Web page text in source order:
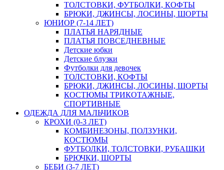
ТОЛСТОВКИ, ФУТБОЛКИ, КОФТЫ
БРЮКИ, ДЖИНСЫ, ЛОСИНЫ, ШОРТЫ
ЮНИОР (7-14 ЛЕТ)
ПЛАТЬЯ НАРЯДНЫЕ
ПЛАТЬЯ ПОВСЕДНЕВНЫЕ
Детские юбки
Детские блузки
Футболки для девочек
ТОЛСТОВКИ, КОФТЫ
БРЮКИ, ДЖИНСЫ, ЛОСИНЫ, ШОРТЫ
КОСТЮМЫ ТРИКОТАЖНЫЕ,
СПОРТИВНЫЕ
ОДЕЖДА ДЛЯ МАЛЬЧИКОВ
КРОХИ (0-3 ЛЕТ)
КОМБИНЕЗОНЫ, ПОЛЗУНКИ,
КОСТЮМЫ
ФУТБОЛКИ, ТОЛСТОВКИ, РУБАШКИ
БРЮЧКИ, ШОРТЫ
БЕБИ (3-7 ЛЕТ)